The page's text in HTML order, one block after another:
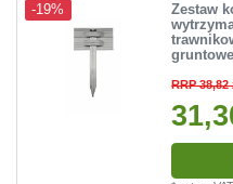
-19%
Zestaw
gruntowe
RRP 38,82